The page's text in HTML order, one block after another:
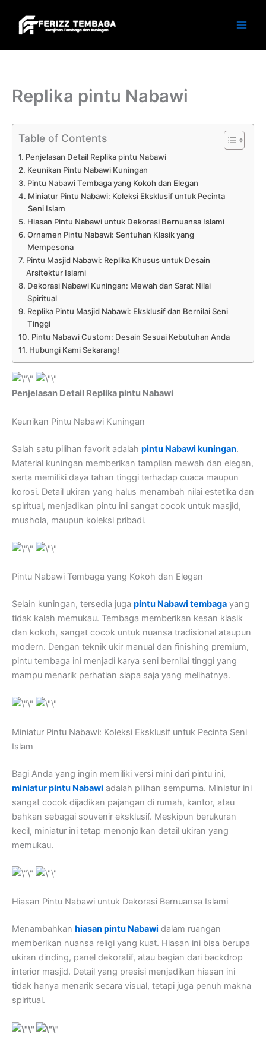
content
Replika pintu Nabawi
Table of Contents
Penjelasan Detail Replika pintu Nabawi
Keunikan Pintu Nabawi Kuningan
Pintu Nabawi Tembaga yang Kokoh dan Elegan
Miniatur Pintu Nabawi: Koleksi Eksklusif untuk Pecinta
Seni Islam
Hiasan Pintu Nabawi untuk Dekorasi Bernuansa Islami
Ornamen Pintu Nabawi: Sentuhan Klasik yang
Mempesona
Pintu Masjid Nabawi: Replika Khusus untuk Desain
Arsitektur Islami
Dekorasi Nabawi Kuningan: Mewah dan Sarat Nilai
Spiritual
Replika Pintu Masjid Nabawi: Eksklusif dan Bernilai Seni
Tinggi
Pintu Nabawi Custom: Desain Sesuai Kebutuhan Anda
Hubungi Kami Sekarang!
Penjelasan Detail Replika pintu Nabawi
Keunikan Pintu Nabawi Kuningan
Salah satu pilihan favorit adalah pintu Nabawi kuningan.
Material kuningan memberikan tampilan mewah dan elegan,
serta memiliki daya tahan tinggi terhadap cuaca maupun
korosi. Detail ukiran yang halus menambah nilai estetika dan
spiritual, menjadikan pintu ini sangat cocok untuk masjid,
mushola, maupun koleksi pribadi.
Pintu Nabawi Tembaga yang Kokoh dan Elegan
Selain kuningan, tersedia juga pintu Nabawi tembaga yang
tidak kalah memukau. Tembaga memberikan kesan klasik
dan kokoh, sangat cocok untuk nuansa tradisional ataupun
modern. Dengan teknik ukir manual dan finishing premium,
pintu tembaga ini menjadi karya seni bernilai tinggi yang
mampu menarik perhatian siapa saja yang melihatnya.
Miniatur Pintu Nabawi: Koleksi Eksklusif untuk Pecinta Seni
Islam
Bagi Anda yang ingin memiliki versi mini dari pintu ini,
miniatur pintu Nabawi adalah pilihan sempurna. Miniatur ini
sangat cocok dijadikan pajangan di rumah, kantor, atau
bahkan sebagai souvenir eksklusif. Meskipun berukuran
kecil, miniatur ini tetap menonjolkan detail ukiran yang
memukau.
Hiasan Pintu Nabawi untuk Dekorasi Bernuansa Islami
Menambahkan hiasan pintu Nabawi dalam ruangan
memberikan nuansa religi yang kuat. Hiasan ini bisa berupa
ukiran dinding, panel dekoratif, atau bagian dari backdrop
interior masjid. Detail yang presisi menjadikan hiasan ini
tidak hanya menarik secara visual, tetapi juga penuh makna
spiritual.